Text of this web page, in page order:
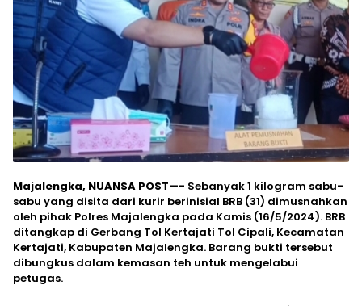
Majalengka, NUANSA POST—- Sebanyak 1 kilogram sabu-
sabu yang disita dari kurir berinisial BRB (31) dimusnahkan
oleh pihak Polres Majalengka pada Kamis (16/5/2024). BRB
ditangkap di Gerbang Tol Kertajati Tol Cipali, Kecamatan
Kertajati, Kabupaten Majalengka. Barang bukti tersebut
dibungkus dalam kemasan teh untuk mengelabui
petugas.